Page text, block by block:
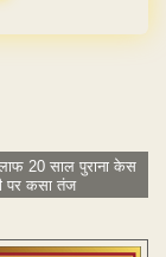
20 साल पुराना केस
पर कसा तंज